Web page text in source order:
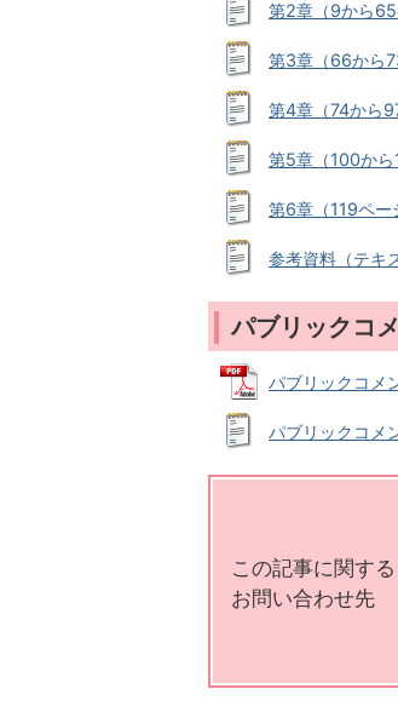
第2章（9から
第3章（66から
第4章（74から
第5章（100から
第6章（119ペー
参考資料（テキ
パブリックコ
パブリックコメ
パブリックコメ
この記事に関する
お問い合わせ先